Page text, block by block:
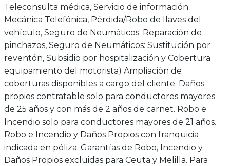
Teleconsulta médica, Servicio de información
Mecánica Telefónica, Pérdida/Robo de llaves del
vehículo, Seguro de Neumáticos: Reparación de
pinchazos, Seguro de Neumáticos: Sustitución por
reventón, Subsidio por hospitalización y Cobertura
equipamiento del motorista) Ampliación de
coberturas disponibles a cargo del cliente. Daños
propios contratable solo para conductores mayores
de 25 años y con más de 2 años de carnet. Robo e
Incendio solo para conductores mayores de 21 años.
Robo e Incendio y Daños Propios con franquicia
indicada en póliza. Garantías de Robo, Incendio y
Daños Propios excluidas para Ceuta y Melilla. Para